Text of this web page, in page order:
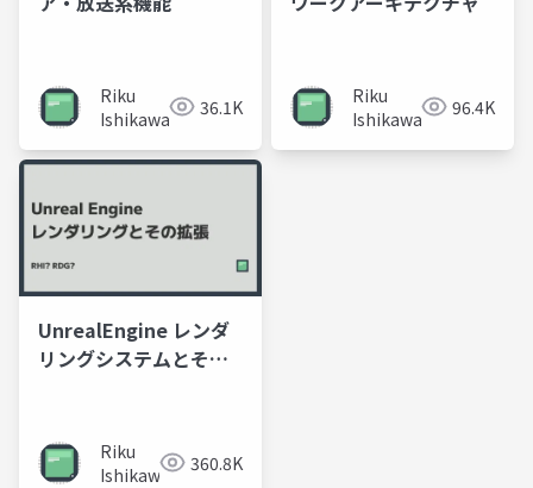
Riku
Ishikawa
36.1K
Riku
Ishikawa
96.4K
UnrealEngine レンダ
リングシステムとその
Riku
Ishikawa
360.8K